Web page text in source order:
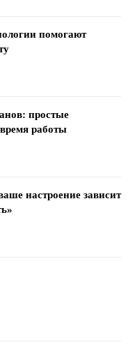
помогают
простые
работы
настроение зависит